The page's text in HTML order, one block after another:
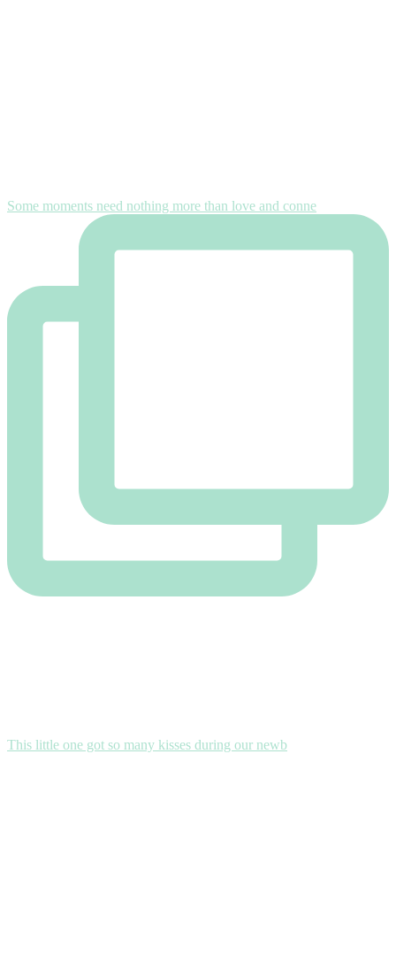
Some moments need nothing more than love and conne
This little one got so many kisses during our newb